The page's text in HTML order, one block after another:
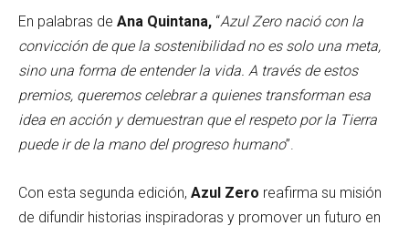
En palabras de Ana Quintana, “Azul Zero nació con la
convicción de que la sostenibilidad no es solo una meta,
sino una forma de entender la vida. A través de estos
premios, queremos celebrar a quienes transforman esa
idea en acción y demuestran que el respeto por la Tierra
puede ir de la mano del progreso humano”.
Con esta segunda edición, Azul Zero reafirma su misión
de difundir historias inspiradoras y promover un futuro en